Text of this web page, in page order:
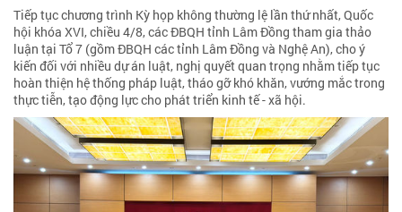
Tiếp tục chương trình Kỳ họp không thường lệ lần thứ nhất, Quốc
hội khóa XVI, chiều 4/8, các ĐBQH tỉnh Lâm Đồng tham gia thảo
luận tại Tổ 7 (gồm ĐBQH các tỉnh Lâm Đồng và Nghệ An), cho ý
kiến đối với nhiều dự án luật, nghị quyết quan trọng nhằm tiếp tục
hoàn thiện hệ thống pháp luật, tháo gỡ khó khăn, vướng mắc trong
thực tiễn, tạo động lực cho phát triển kinh tế - xã hội.